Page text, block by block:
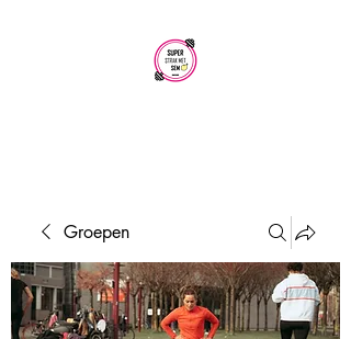
Groepen